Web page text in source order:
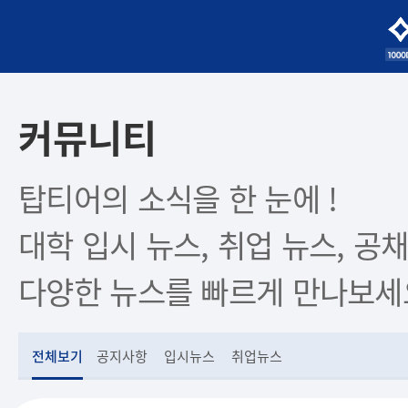
커뮤니티
탑티어의 소식을 한 눈에 !
대학 입시 뉴스, 취업 뉴스, 공
다양한 뉴스를 빠르게 만나보
전체보기 공지사항 입시뉴스 취업뉴스